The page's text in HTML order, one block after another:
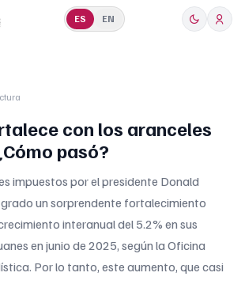
ES EN
con los aranceles
pasó?
impuestos por el presidente Donald
un sorprendente fortalecimiento
interanual del 5.2% en sus
en junio de 2025, según la Oficina
Por lo tanto, este aumento, que casi